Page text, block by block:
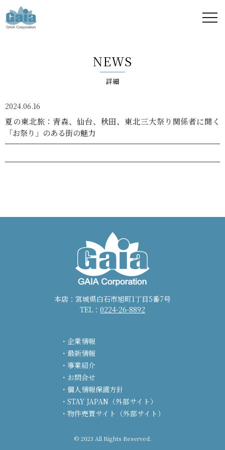
ア -
GAIA
Corporation
-
NEWS
詳細
2024.06.16
夏の東北旅：青森、仙台、秋田、東北三大祭り関係者に聞く
「お祭り」のある街の魅力
本店：宮城県白石市旭町1丁目5番7号
TEL： 0224-26-8892
企業情報
最新情報
事業紹介
お問合せ
個人情報保護方針
STAY JAPAN（外部サイト）
物件売買サイト（外部サイト）
© 2023 All Rights Reserved.